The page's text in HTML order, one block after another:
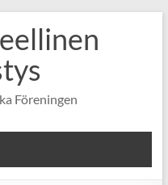
Föreningen